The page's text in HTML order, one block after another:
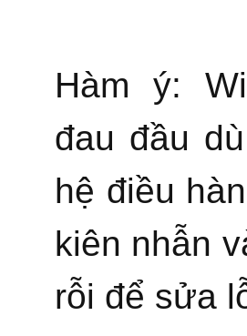
Hàm ý:
đau đầu
hệ điều
kiên nhẫn
rỗi để sửa